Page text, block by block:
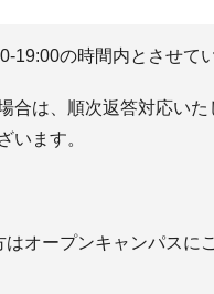
19:00の時間内とさせて
合は、順次返答対応い
います。
オープンキャンパスに